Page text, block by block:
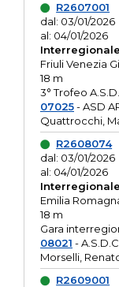
R2607001
dal: 03/01/2026
al: 04/01/2026
Interregionale
Friuli Venezia
18 m
3° Trofeo
07025- ASD
Quattrocchi,
R2608074
dal: 03/01/2026
al: 04/01/2026
Interregionale
Emilia
18 m
Gara
08021 -
Morselli,
R2609001